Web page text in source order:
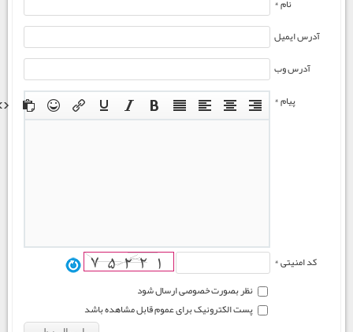
نام *
آدرس ایمیل
آدرس وب
پیام *
کد امنیتی *
نظر بصورت خصوصی ارسال شود
پست الکترونیک برای عموم قابل مشاهده باشد